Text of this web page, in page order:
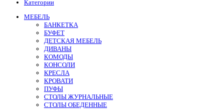
Категории
МЕБЕЛЬ
БАНКЕТКА
БУФЕТ
ДЕТСКАЯ МЕБЕЛЬ
ДИВАНЫ
КОМОДЫ
КОНСОЛИ
КРЕСЛА
КРОВАТИ
ПУФЫ
СТОЛЫ ЖУРНАЛЬНЫЕ
СТОЛЫ ОБЕДЕННЫЕ